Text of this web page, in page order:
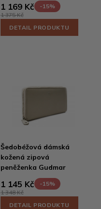
1 169 Kč
-15%
1 375 Kč
DETAIL PRODUKTU
Šedobéžová dámská
kožená zipová
peněženka Gudmar
1 145 Kč
-15%
1 348 Kč
DETAIL PRODUKTU